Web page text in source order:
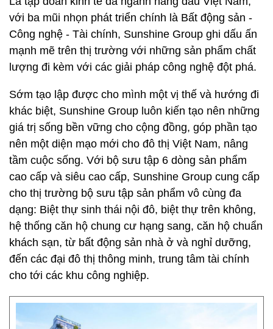
với ba mũi nhọn phát triển chính là Bất động sản -
Công nghệ - Tài chính, Sunshine Group ghi dấu ấn
mạnh mẽ trên thị trường với những sản phẩm chất
lượng đi kèm với các giải pháp công nghệ đột phá.
Sớm tạo lập được cho mình một vị thế và hướng đi
khác biệt, Sunshine Group luôn kiến tạo nên những
giá trị sống bền vững cho cộng đồng, góp phần tạo
nên một diện mạo mới cho đô thị Việt Nam, nâng
tầm cuộc sống. Với bộ sưu tập 6 dòng sản phẩm
cao cấp và siêu cao cấp, Sunshine Group cung cấp
cho thị trường bộ sưu tập sản phẩm vô cùng đa
dạng: Biệt thự sinh thái nội đô, biệt thự trên không,
hệ thống căn hộ chung cư hạng sang, căn hộ chuẩn
khách sạn, từ bất động sản nhà ở và nghỉ dưỡng,
đến các đại đô thị thông minh, trung tâm tài chính
cho tới các khu công nghiệp.